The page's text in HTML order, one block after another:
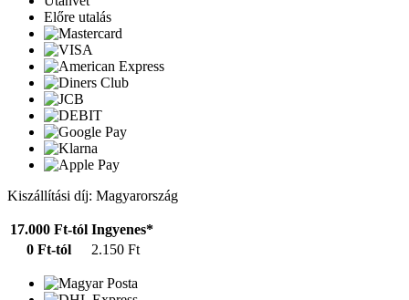
Előre utalás
Kiszállítási díj: Magyarország
17.000 Ft-tól Ingyenes*
0 Ft-tól
2.150 Ft